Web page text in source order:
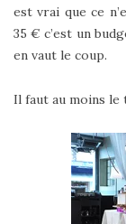
est vrai que ce
35 € c’est un
en vaut le coup.
Il faut au moins